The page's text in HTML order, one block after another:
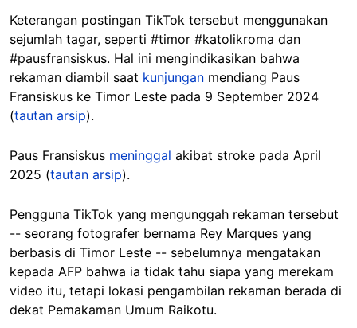
Keterangan postingan TikTok tersebut menggunakan
sejumlah tagar, seperti #timor #katolikroma dan
#pausfransiskus. Hal ini mengindikasikan bahwa
rekaman diambil saat kunjungan mendiang Paus
Fransiskus ke Timor Leste pada 9 September 2024
(tautan arsip).
Paus Fransiskus meninggal akibat stroke pada April
2025 (tautan arsip).
Pengguna TikTok yang mengunggah rekaman tersebut
-- seorang fotografer bernama Rey Marques yang
berbasis di Timor Leste -- sebelumnya mengatakan
kepada AFP bahwa ia tidak tahu siapa yang merekam
video itu, tetapi lokasi pengambilan rekaman berada di
dekat Pemakaman Umum Raikotu.